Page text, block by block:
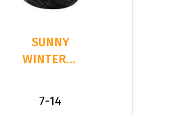
SUNNY
WINTERMAX
245/35R19
93 V XL
7-14